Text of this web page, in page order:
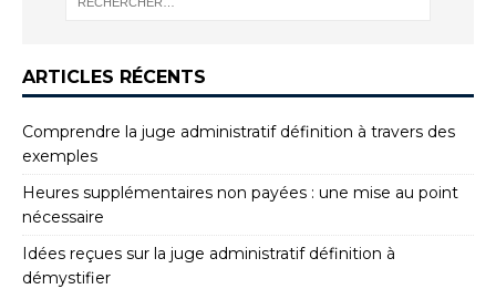
ARTICLES RÉCENTS
Comprendre la juge administratif définition à travers des
exemples
Heures supplémentaires non payées : une mise au point
nécessaire
Idées reçues sur la juge administratif définition à
démystifier